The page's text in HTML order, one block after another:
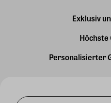
Exklusiv
Personalisierter